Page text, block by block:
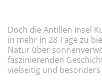
Doch die Antillen Insel
in mehr in 28 Tage zu
Natur über
faszinierenden
vielseitig und